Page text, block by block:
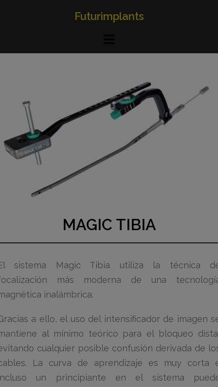
Futurimplants
MAGIC TIBIA
sistema Magic Tibia utiliza la técnica
más moderna de una
inalámbrica.
a ello, el uso del intensificador de imagen
al mínimo teórico para el bloqueo
cualquier posible confusión derivada de
La curva de aprendizaje es muy corta
un principiante en el sistema